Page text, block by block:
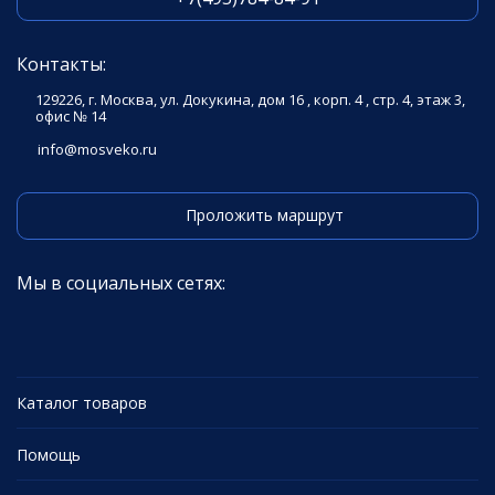
Контакты:
129226, г. Москва, ул. Докукина, дом 16 , корп. 4 , стр. 4, этаж 3,
офис № 14
info@mosveko.ru
Проложить маршрут
Мы в социальных сетях:
Каталог товаров
Помощь